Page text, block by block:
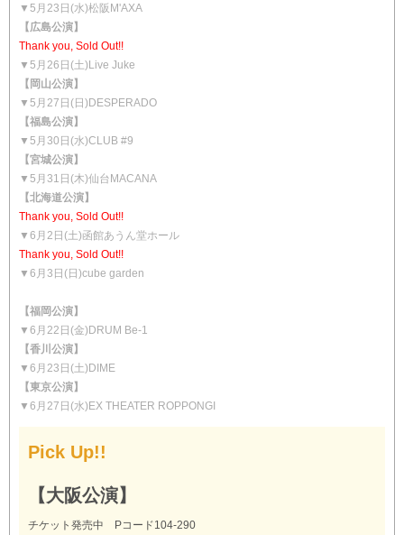
▼5月23日(水)松阪M'AXA
【広島公演】
Thank you, Sold Out!!
▼5月26日(土)Live Juke
【岡山公演】
▼5月27日(日)DESPERADO
【福島公演】
▼5月30日(水)CLUB #9
【宮城公演】
▼5月31日(木)仙台MACANA
【北海道公演】
Thank you, Sold Out!!
▼6月2日(土)函館あうん堂ホール
Thank you, Sold Out!!
▼6月3日(日)cube garden
【福岡公演】
▼6月22日(金)DRUM Be-1
【香川公演】
▼6月23日(土)DIME
【東京公演】
▼6月27日(水)EX THEATER ROPPONGI
Pick Up!!
【大阪公演】
チケット発売中 Pコード104-290